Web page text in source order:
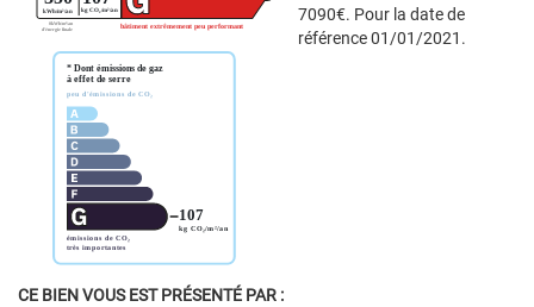
7090€. Pour la date de
référence 01/01/2021.
CE BIEN VOUS EST PRÉSENTÉ PAR :